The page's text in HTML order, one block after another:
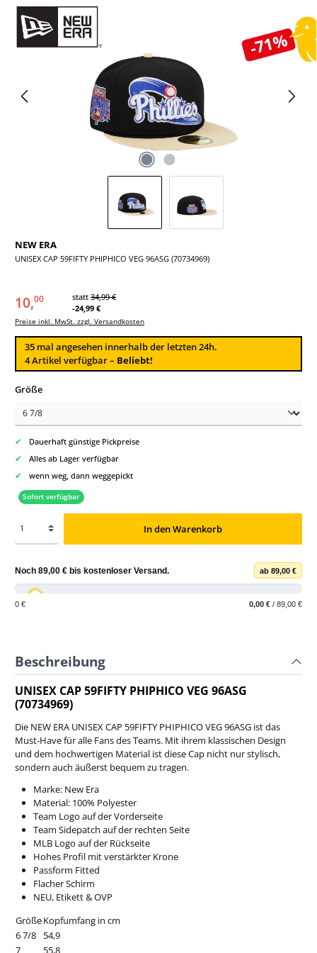
-71%
Bildergalerie überspringen
NEW ERA
UNISEX CAP 59FIFTY PHIPHICO VEG 96ASG (70734969)
10,00 statt 34,99 €
-24,99 €
Preise inkl. MwSt. zzgl. Versandkosten
35 mal angesehen innerhalb der letzten 24h.
4 Artikel verfügbar – Beliebt!
Größeauswählen
✔ Dauerhaft günstige Pickpreise
✔ Alles ab Lager verfügbar
✔ wenn weg, dann weggepickt
Sofort verfügbar
In den Warenkorb
Noch 89,00 € bis kostenloser Versand. ab 89,00 €
0 € 0,00 € / 89,00 €
Beschreibung
UNISEX CAP 59FIFTY PHIPHICO VEG 96ASG
(70734969)
Die NEW ERA UNISEX CAP 59FIFTY PHIPHICO VEG 96ASG ist das
Must-Have für alle Fans des Teams. Mit ihrem klassischen Design
und dem hochwertigen Material ist diese Cap nicht nur stylisch,
sondern auch äußerst bequem zu tragen.
Marke: New Era
Material: 100% Polyester
Team Logo auf der Vorderseite
Team Sidepatch auf der rechten Seite
MLB Logo auf der Rückseite
Hohes Profil mit verstärkter Krone
Passform Fitted
Flacher Schirm
NEU, Etikett & OVP
GrößeKopfumfang in cm
6 7/8
54,9
7
55,8